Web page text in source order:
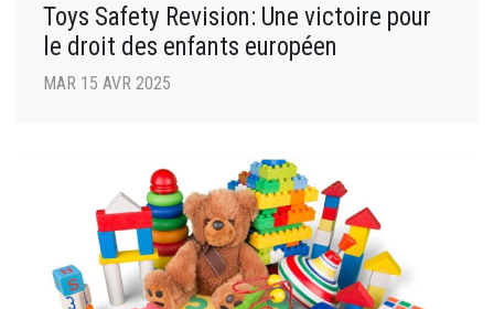
Toys Safety Revision: Une victoire pour
le droit des enfants européen
MAR 15 AVR 2025